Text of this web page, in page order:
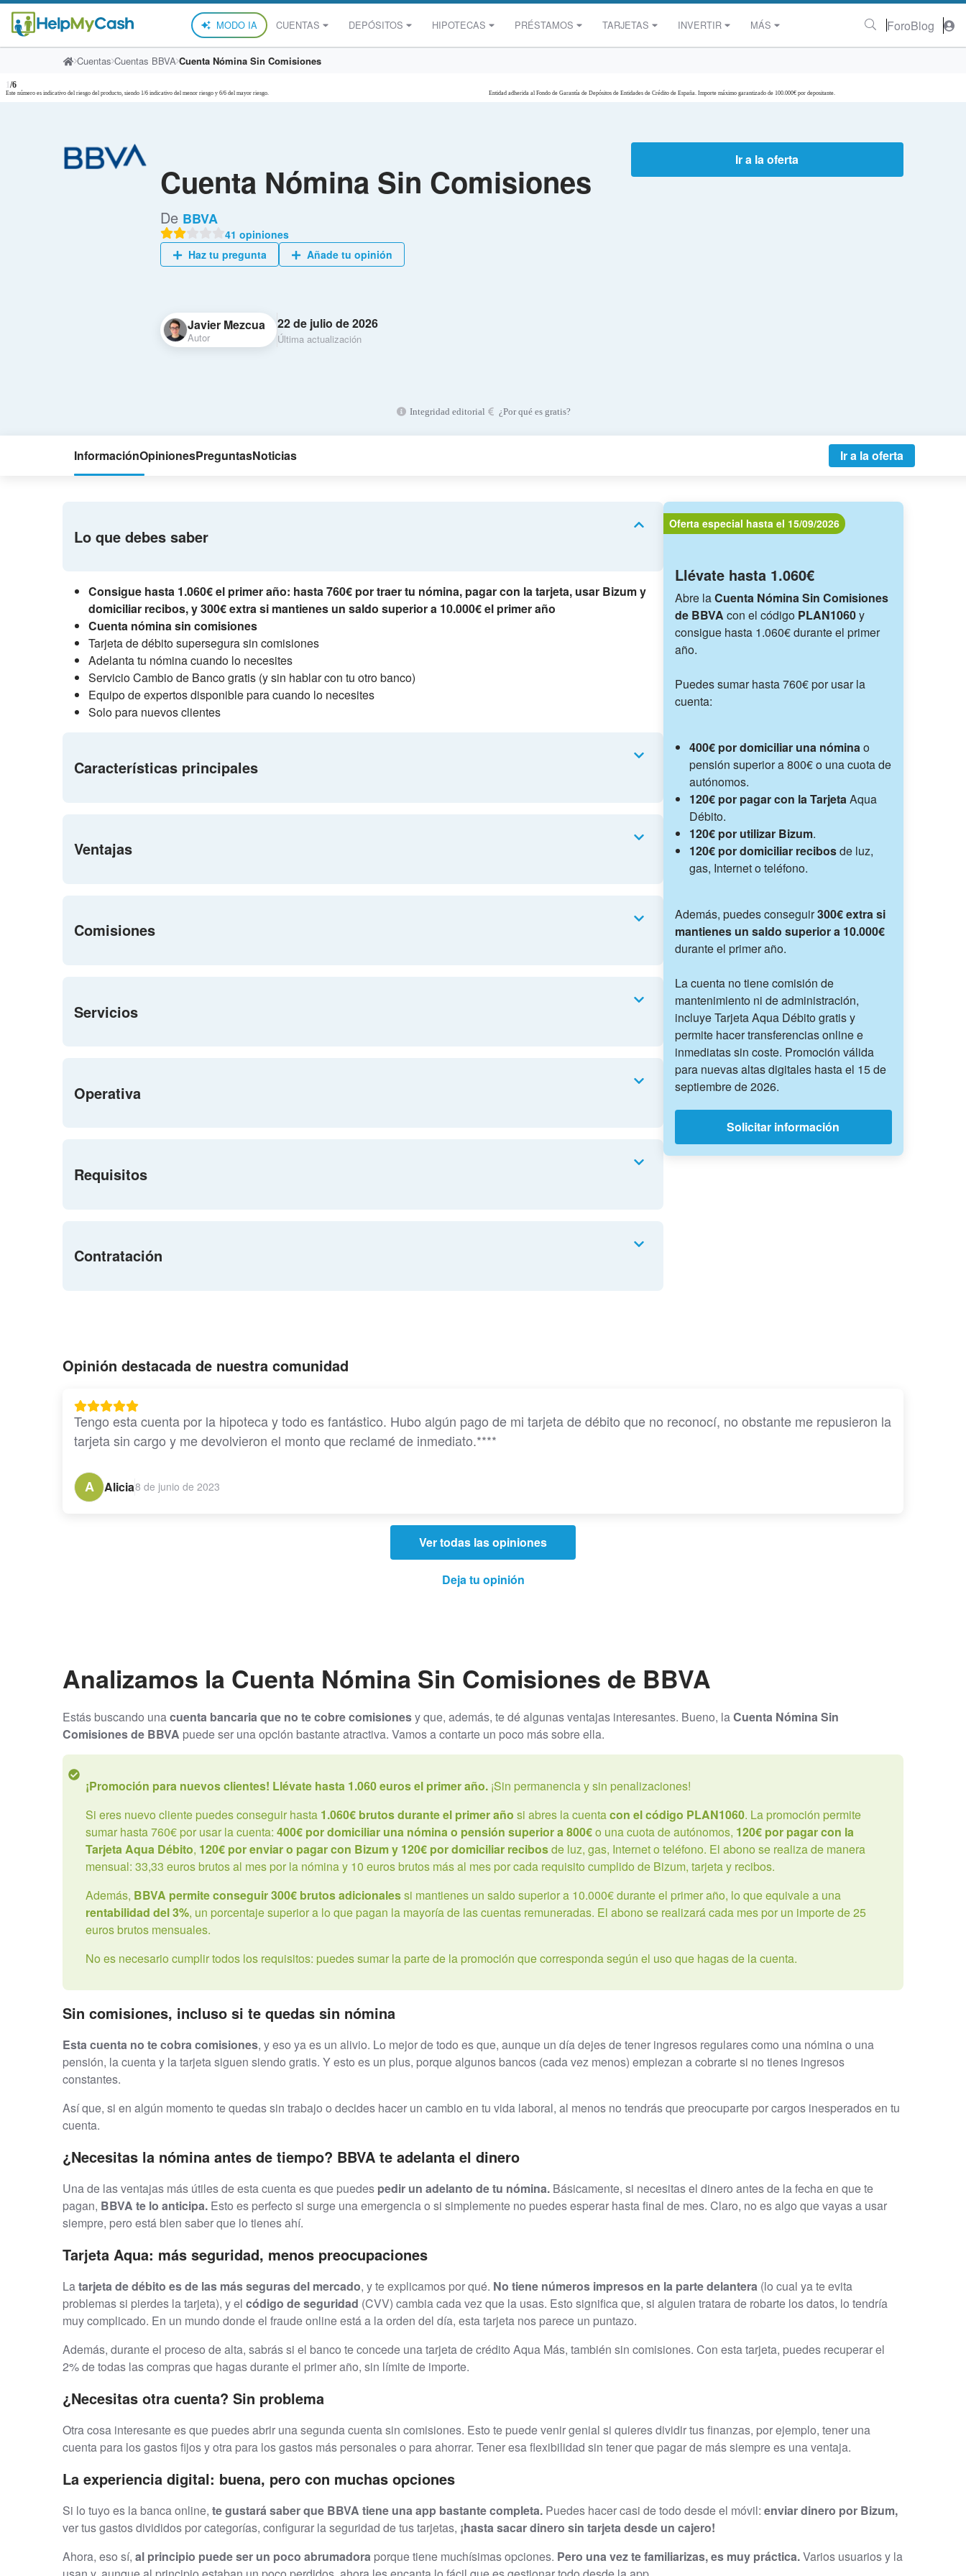
MODO IA CUENTAS DEPÓSITOS HIPOTECAS PRÉSTAMOS TARJETAS INVERTIR MÁS ForoBlog
Cuentas Cuentas BBVA Cuenta Nómina Sin Comisiones
/6
Este número es indicativo del riesgo del producto, siendo 1/6 indicativo del menor riesgo y 6/6 del mayor riesgo. Entidad adherida al Fondo de Garantía de Depósitos de Entidades de Crédito de España. Importe máximo garantizado de 100.000€ por depositante.
Cuenta Nómina Sin Comisiones
De BBVA
41 opiniones
Haz tu pregunta
Añade tu opinión
Ir a la oferta
Javier Mezcua
Autor
22 de julio de 2026
Última actualización
Integridad editorial ¿Por qué es gratis?
InformaciónOpinionesPreguntasNoticias Ir a la oferta
Lo que debes saber
Consigue hasta 1.060€ el primer año: hasta 760€ por traer tu nómina, pagar con la tarjeta, usar Bizum y
domiciliar recibos, y 300€ extra si mantienes un saldo superior a 10.000€ el primer año
Cuenta nómina sin comisiones
Tarjeta de débito supersegura sin comisiones
Adelanta tu nómina cuando lo necesites
Servicio Cambio de Banco gratis (y sin hablar con tu otro banco)
Equipo de expertos disponible para cuando lo necesites
Solo para nuevos clientes
Características principales
Ventajas
Comisiones
Servicios
Operativa
Requisitos
Contratación
Oferta especial hasta el 15/09/2026
Llévate hasta 1.060€
Abre laCuenta Nómina Sin Comisiones
de BBVA con el código PLAN1060y
consigue hasta 1.060€ durante el primer
año.
Puedes sumar hasta 760€ por usar la
cuenta:
400€ por domiciliar una nómina o
pensión superior a 800€ o una cuota de
autónomos.
120€ por pagar con la Tarjeta Aqua
Débito.
120€ por utilizar Bizum.
120€ por domiciliar recibosde luz,
gas, Internet o teléfono.
Además, puedes conseguir300€ extra si
mantienes un saldo superior a 10.000€
durante el primer año.
La cuenta no tiene comisión de
mantenimiento ni de administración,
incluye Tarjeta Aqua Débito gratis y
permite hacer transferencias online e
inmediatas sin coste. Promoción válida
para nuevas altas digitales hasta el 15 de
septiembre de 2026.
Solicitar información
Opinión destacada de nuestra comunidad
Tengo esta cuenta por la hipoteca y todo es fantástico. Hubo algún pago de mi tarjeta de débito que no reconocí, no obstante me repusieron la
tarjeta sin cargo y me devolvieron el monto que reclamé de inmediato.****
A Alicia8 de junio de 2023
Ver todas las opiniones
Deja tu opinión
Analizamos la Cuenta Nómina Sin Comisiones de BBVA
Estás buscando unacuenta bancaria que no te cobre comisionesy que, además, te dé algunas ventajas interesantes. Bueno, laCuenta Nómina Sin
Comisiones de BBVA puede ser una opción bastante atractiva. Vamos a contarte un poco más sobre ella.
¡Promoción para nuevos clientes! Llévate hasta 1.060 euros el primer año. ¡Sin permanencia y sin penalizaciones!
Si eres nuevo cliente puedes conseguir hasta 1.060€ brutos durante el primer año si abres la cuentacon el código PLAN1060. La promoción permite
sumar hasta 760€ por usar la cuenta: 400€ por domiciliar una nómina o pensión superior a 800€o una cuota de autónomos, 120€ por pagar con la
Tarjeta Aqua Débito, 120€ por enviar o pagar con Bizum y 120€ por domiciliar recibosde luz, gas, Internet o teléfono. El abono se realiza de manera
mensual: 33,33 euros brutos al mes por la nómina y 10 euros brutos más al mes por cada requisito cumplido de Bizum, tarjeta y recibos.
Además, BBVA permite conseguir 300€ brutos adicionalessi mantienes un saldo superior a 10.000€ durante el primer año, lo que equivale a una
rentabilidad del 3%, un porcentaje superior a lo que pagan la mayoría de las cuentas remuneradas. El abono se realizará cada mes por un importe de 25
euros brutos mensuales.
No es necesario cumplir todos los requisitos: puedes sumar la parte de la promoción que corresponda según el uso que hagas de la cuenta.
Sin comisiones, incluso si te quedas sin nómina
Esta cuenta no te cobra comisiones, y eso ya es un alivio. Lo mejor de todo es que, aunque un día dejes de tener ingresos regulares como una nómina o una
pensión, la cuenta y la tarjeta siguen siendo gratis. Y esto es un plus, porque algunos bancos (cada vez menos) empiezan a cobrarte si no tienes ingresos
constantes.
Así que, si en algún momento te quedas sin trabajo o decides hacer un cambio en tu vida laboral, al menos no tendrás que preocuparte por cargos inesperados en tu
cuenta.
¿Necesitas la nómina antes de tiempo? BBVA te adelanta el dinero
Una de las ventajas más útiles de esta cuenta es que puedes pedir un adelanto de tu nómina. Básicamente, si necesitas el dinero antes de la fecha en que te
pagan, BBVA te lo anticipa. Esto es perfecto si surge una emergencia o si simplemente no puedes esperar hasta final de mes. Claro, no es algo que vayas a usar
siempre, pero está bien saber que lo tienes ahí.
Tarjeta Aqua: más seguridad, menos preocupaciones
Latarjeta de débito es de las más seguras del mercado, y te explicamos por qué. No tiene números impresos en la parte delantera (lo cual ya te evita
problemas si pierdes la tarjeta), y el código de seguridad (CVV) cambia cada vez que la usas. Esto significa que, si alguien tratara de robarte los datos, lo tendría
muy complicado. En un mundo donde el fraude online está a la orden del día, esta tarjeta nos parece un puntazo.
Además, durante el proceso de alta, sabrás si el banco te concede una tarjeta de crédito Aqua Más, también sin comisiones. Con esta tarjeta, puedes recuperar el
2% de todas las compras que hagas durante el primer año, sin límite de importe.
¿Necesitas otra cuenta? Sin problema
Otra cosa interesante es que puedes abrir una segunda cuenta sin comisiones. Esto te puede venir genial si quieres dividir tus finanzas, por ejemplo, tener una
cuenta para los gastos fijos y otra para los gastos más personales o para ahorrar. Tener esa flexibilidad sin tener que pagar de más siempre es una ventaja.
La experiencia digital: buena, pero con muchas opciones
Si lo tuyo es la banca online, te gustará saber que BBVA tiene una app bastante completa. Puedes hacer casi de todo desde el móvil: enviar dinero por Bizum,
ver tus gastos divididos por categorías, configurar la seguridad de tus tarjetas, ¡hasta sacar dinero sin tarjeta desde un cajero!
Ahora, eso sí, al principio puede ser un poco abrumadora porque tiene muchísimas opciones. Pero una vez te familiarizas, es muy práctica.Varios usuarios y la